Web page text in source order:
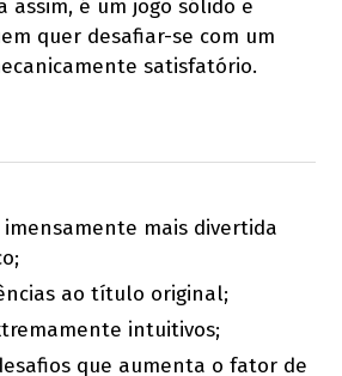
assim, é um jogo sólido e
quer desafiar-se com um
satisfatório.
imensamente mais divertida
ao título original;
intuitivos;
que aumenta o fator de